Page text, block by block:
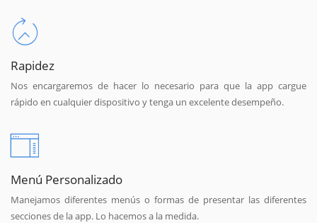
Rapidez
Nos encargaremos de hacer lo necesario para que la app cargue
rápido en cualquier dispositivo y tenga un excelente desempeño.
Menú Personalizado
Manejamos diferentes menús o formas de presentar las diferentes
secciones de la app. Lo hacemos a la medida.